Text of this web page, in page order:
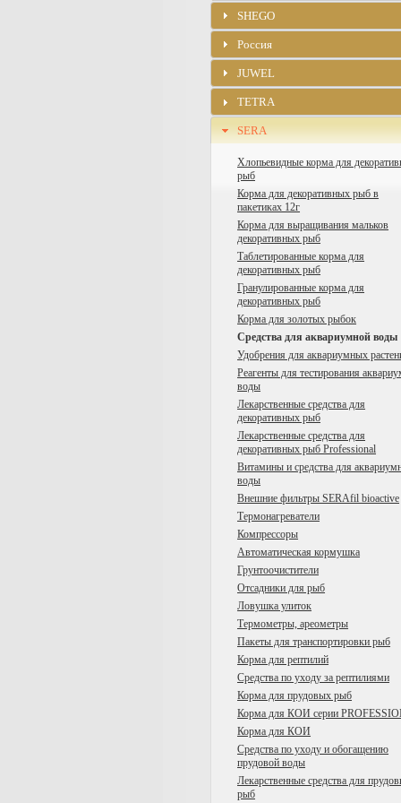
SHEGO
Россия
JUWEL
TETRA
SERA
Хлопьевидные корма для
рыб
Корма для декоративных рыб в
пакетиках 12г
Корма для выращивания мальков
декоративных рыб
Таблетированные корма для
декоративных рыб
Гранулированные корма для
декоративных рыб
Корма для золотых рыбок
Средства для аквариумной воды
Удобрения для аквариумных
Реагенты для тестирования
воды
Лекарственные средства для
декоративных рыб
Лекарственные средства для
декоративных рыб Professional
Витамины и средства для
воды
Внешние фильтры SERAfil bioactive
Tермонагреватели
Компрессоры
Автоматическая кормушка
Грунтоочистители
Отсадники для рыб
Ловушка улиток
Термометры, ареометры
Пакеты для транспортировки рыб
Корма для рептилий
Средства по уходу за рептилиями
Корма для прудовых рыб
Корма для КОИ серии
Корма для КОИ
Средства по уходу и обогащению
прудовой воды
Лекарственные средства для
рыб